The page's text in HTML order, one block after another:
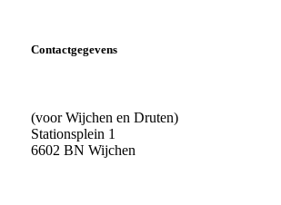
Contactgegevens
(voor Wijchen en Druten)
Stationsplein 1
6602 BN Wijchen